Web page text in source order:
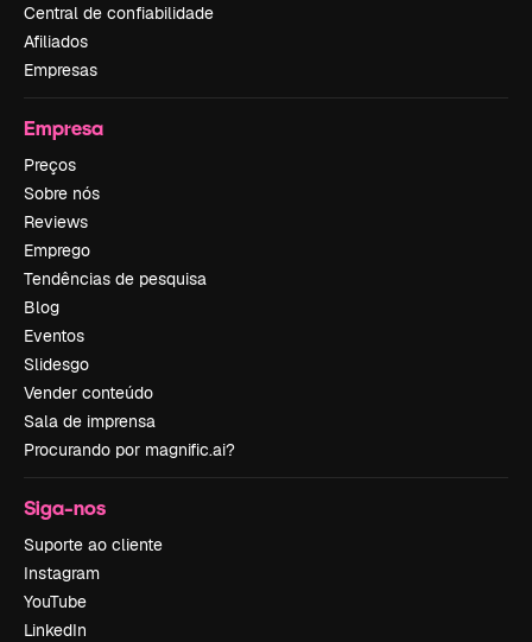
Central de confiabilidade
Afiliados
Empresas
Empresa
Preços
Sobre nós
Reviews
Emprego
Tendências de pesquisa
Blog
Eventos
Slidesgo
Vender conteúdo
Sala de imprensa
Procurando por magnific.ai?
Siga-nos
Suporte ao cliente
Instagram
YouTube
LinkedIn